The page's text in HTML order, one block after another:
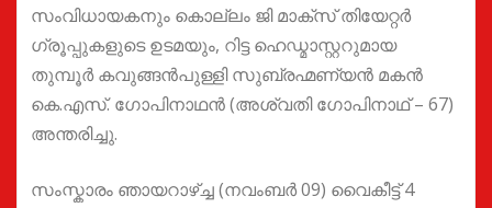
സംവിധായകനും കൊല്ലം ജി മാക്സ് തിയേറ്റർ
ഗ്രൂപ്പുകളുടെ ഉടമയും, റിട്ട ഹെഡ്മാസ്റ്ററുമായ
തുമ്പൂർ കവുങ്ങൻപുള്ളി സുബ്രഹ്മണ്യൻ മകൻ
കെ.എസ്. ഗോപിനാഥൻ (അശ്വതി ഗോപിനാഥ് – 67)
അന്തരിച്ചു.
സംസ്കാരം ഞായറാഴ്ച്ച (നവംബർ 09) വൈകീട്ട് 4